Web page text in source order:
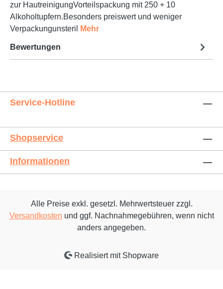
zur HautreinigungVorteilspackung mit 250 + 10
Alkoholtupfern.Besonders preiswert und weniger
Verpackungunsteril
Mehr
Bewertungen
Service-Hotline
Shopservice
Informationen
Alle Preise exkl. gesetzl. Mehrwertsteuer zzgl.
Versandkosten und ggf. Nachnahmegebühren, wenn nicht
anders angegeben.
Realisiert mit Shopware